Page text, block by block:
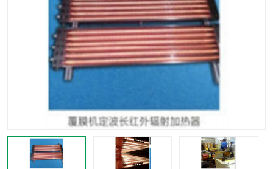
红外加热元件 红外辐射吸收涂料
高端红外加热实验设备 电工电气
高温涂料 红外加热控制器
红外辐射表面材料 定波长红外辐射加热器
快速红外辐射聚焦炉